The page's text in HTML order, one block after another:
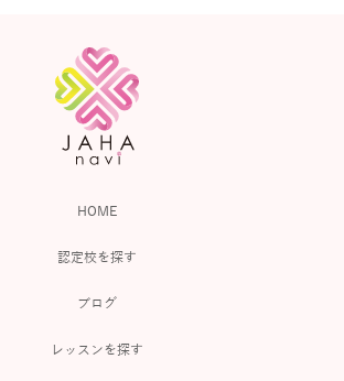
HOME
認定校を探す
ブログ
レッスンを探す